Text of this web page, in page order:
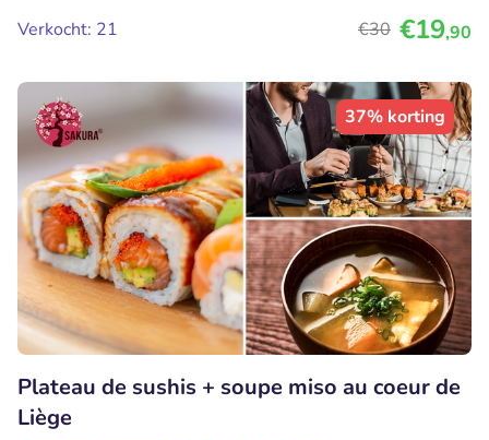
Verkocht: 21
€30 €19,90
37% korting
Plateau de sushis + soupe miso au coeur de
Liège